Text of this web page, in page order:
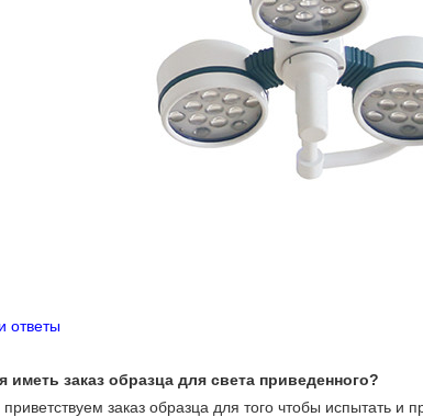
ответы
иметь заказ образца для света приведенного?
заказ образца для того чтобы испытать и